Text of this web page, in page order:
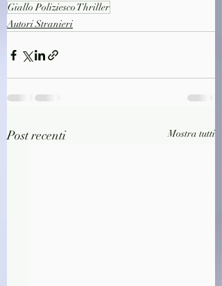
Giallo Poliziesco Thriller
Autori Stranieri
Post recenti Mostra tutti